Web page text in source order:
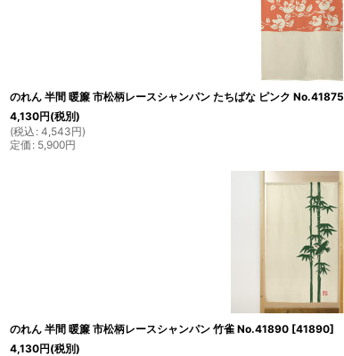
のれん 半間 暖簾 市松柄レースシャンパン たちばな ピンク No.41875
4,130円(税別)
(税込 : 4,543円)
定価 : 5,900円
のれん 半間 暖簾 市松柄レースシャンパン 竹雀 No.41890 [41890]
4,130円(税別)